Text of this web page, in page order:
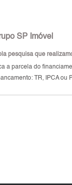
SP Imóvel
pesquisa que
a parcela do
TR, IPCA ou